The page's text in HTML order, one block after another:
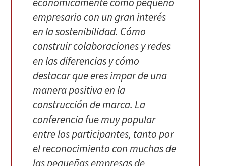
empresario con un gran interés
en la sostenibilidad. Cómo
construir colaboraciones y redes
en las diferencias y cómo
destacar que eres impar de una
manera positiva en la
construcción de marca. La
conferencia fue muy popular
entre los participantes, tanto por
el reconocimiento con muchas de